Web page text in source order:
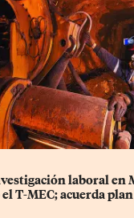
laboral en
T-MEC; acuerda